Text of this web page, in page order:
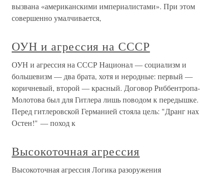
вызвана «американскими империалистами». При этом
совершенно умалчивается,
ОУН и агрессия на СССР
ОУН и агрессия на СССР Национал — социализм и
большевизм — два брата, хотя и неродные: первый —
коричневый, второй — красный. Договор Риббентропа-
Молотова был для Гитлера лишь поводом к передышке.
Перед гитлеровской Германией стояла цель: "Дранг нах
Остен!" — поход к
Высокоточная агрессия
Высокоточная агрессия Логика разоружения